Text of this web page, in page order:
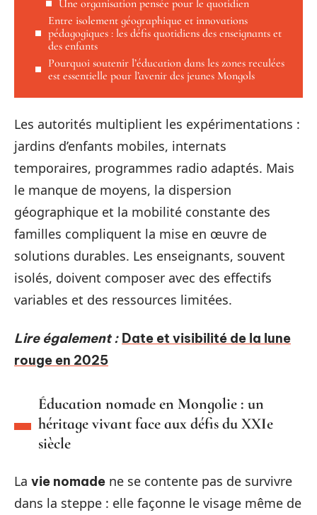
Une organisation pensée pour le quotidien
Entre isolement géographique et innovations
pédagogiques : les défis quotidiens des enseignants et
des enfants
Pourquoi soutenir l’éducation dans les zones reculées
est essentielle pour l’avenir des jeunes Mongols
Les autorités multiplient les expérimentations :
jardins d’enfants mobiles, internats
temporaires, programmes radio adaptés. Mais
le manque de moyens, la dispersion
géographique et la mobilité constante des
familles compliquent la mise en œuvre de
solutions durables. Les enseignants, souvent
isolés, doivent composer avec des effectifs
variables et des ressources limitées.
Lire également : Date et visibilité de la lune
rouge en 2025
Éducation nomade en Mongolie : un
héritage vivant face aux défis du XXIe
siècle
La vie nomade ne se contente pas de survivre
dans la steppe : elle façonne le visage même de